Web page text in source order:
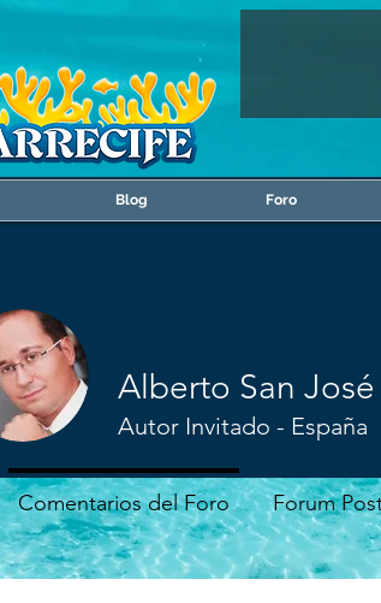
Blog Foro
Alberto San José
Autor Invitado - España
Comentarios del Foro Forum